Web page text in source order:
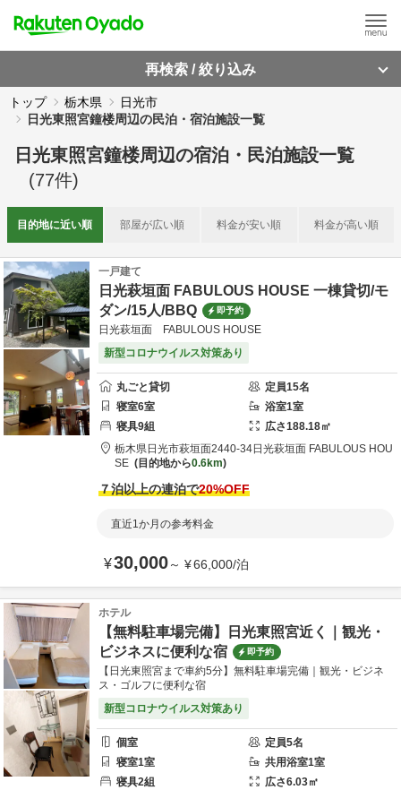
再検索 / 絞り込み
トップ 栃木県
日光市
日光東照宮鐘楼周辺の民泊・宿泊施設一覧
日光東照宮鐘楼周辺の宿泊・民泊施設一覧
(77件)
目的地に近い順 部屋が広い順 料金が安い順 料金が高い順
一戸建て
日光萩垣面 FABULOUS HOUSE 一棟貸切/モ
ダン/15人/BBQ
即予約
日光萩垣面 FABULOUS HOUSE
新型コロナウイルス対策あり
丸ごと貸切 定員15名
寝室6室 浴室1室
寝具9組 広さ188.18㎡
栃木県日光市萩垣面2440-34日光萩垣面 FABULOUS HOU
SE
目的地から0.6km
７泊以上の連泊で20%OFF
直近1か月の参考料金
¥30,000～ ¥66,000/泊
ホテル
【無料駐車場完備】日光東照宮近く｜観光・
ビジネスに便利な宿
即予約
【日光東照宮まで車約5分】無料駐車場完備｜観光・ビジネ
ス・ゴルフに便利な宿
新型コロナウイルス対策あり
個室 定員5名
寝室1室 共用浴室1室
寝具2組 広さ6.03㎡